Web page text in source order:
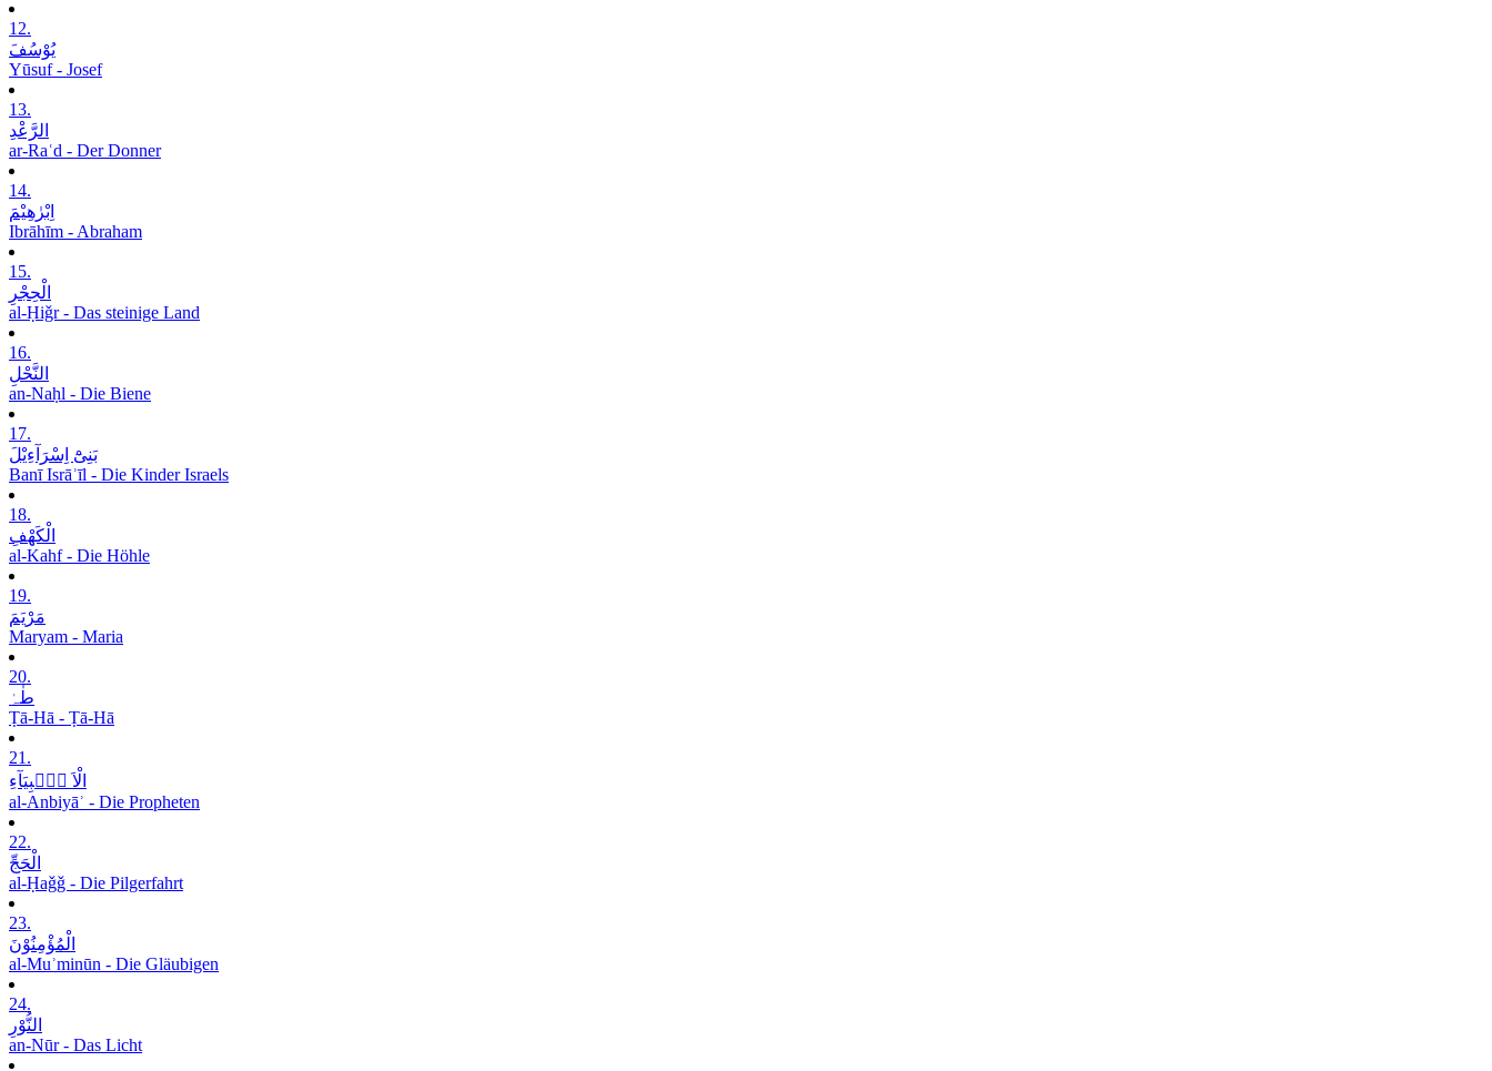
12.
یُوْسُفَ
Yūsuf - Josef
13.
الرَّعْدِ
ar-Raʿd - Der Donner
14.
اِبْرٰھِیْمَ
Ibrāhīm - Abraham
15.
الْحِجْرِ
al-Ḥiǧr - Das steinige Land
16.
النَّحْلِ
an-Naḥl - Die Biene
17.
بَنِیْٓ اِسْرَآءِیْلَ
Banī Isrāʾīl - Die Kinder Israels
18.
الْکَھْفِ
al-Kahf - Die Höhle
19.
مَرْیَمَ
Maryam - Maria
20.
طٰہٰ
Ṭā-Hā - Ṭā-Hā
21.
الْاَ نۡۢبِیَآءِ
al-Anbiyāʾ - Die Propheten
22.
الْحَجِّ
al-Ḥaǧǧ - Die Pilgerfahrt
23.
الْمُؤْمِنُوْنَ
al-Muʾminūn - Die Gläubigen
24.
النُّوْرِ
an-Nūr - Das Licht